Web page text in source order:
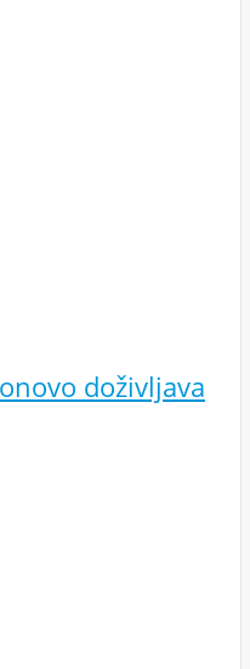
doživljava